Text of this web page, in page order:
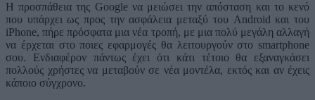
Η προσπάθεια της Google να μειώσει την απόσταση και το κενό
που υπάρχει ως προς την ασφάλεια μεταξύ του Android και του
iPhone, πήρε πρόσφατα μια νέα τροπή, με μια πολύ μεγάλη αλλαγή
να έρχεται στο ποιες εφαρμογές θα λειτουργούν στο smartphone
σου. Ενδιαφέρον πάντως έχει ότι κάτι τέτοιο θα εξαναγκάσει
πολλούς χρήστες να μεταβούν σε νέα μοντέλα, εκτός και αν έχεις
κάποιο σύγχρονο.